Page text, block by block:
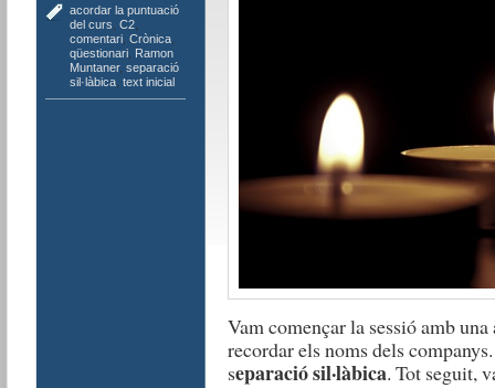
acordar la puntuació
del curs C2,
comentari, Crònica,
qüestionari, Ramon
Muntaner, separació
sil·làbica, text inicial
Vam començar la sessió amb
recordar els noms dels
separació sil·làbica. Tot seguit,